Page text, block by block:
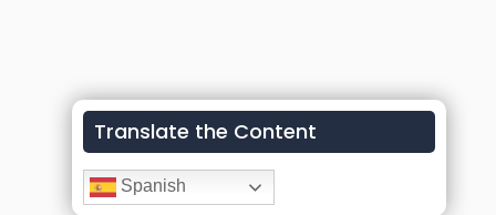
Translate the Content
Spanish